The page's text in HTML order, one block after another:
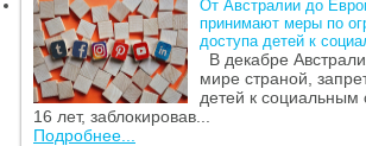
От Австралии до
принимают меры по
доступа детей к
В декабре
мире страной,
детей к
16 лет, заблокировав...
Подробнее...